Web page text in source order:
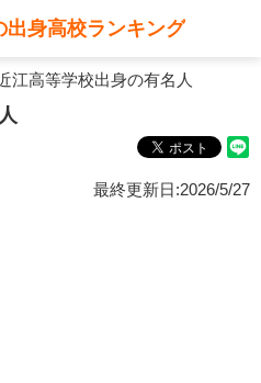
出身高校ランキング
江高等学校出身の有名人
最終更新日:2026/5/27